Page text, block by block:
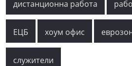
дистанционна работа
ЕЦБ хоум офис
служители